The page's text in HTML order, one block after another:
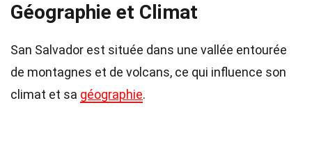
Géographie et Climat
San Salvador est située dans une vallée entourée
de montagnes et de volcans, ce qui influence son
climat et sa géographie.